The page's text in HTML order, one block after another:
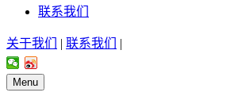
联系我们
关于我们 | 联系我们 |
Menu